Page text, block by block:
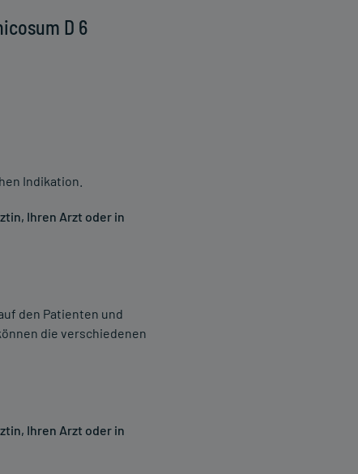
D 6
Indikation.
Ihren Arzt oder in
den Patienten und
die verschiedenen
Ihren Arzt oder in